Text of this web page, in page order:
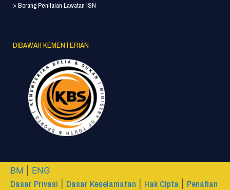
> Borang Penilaian Lawatan ISN
DIBAWAH KEMENTERIAN
BM ENG
Dasar Privasi Dasar Keselamatan Hak Cipta Penafian